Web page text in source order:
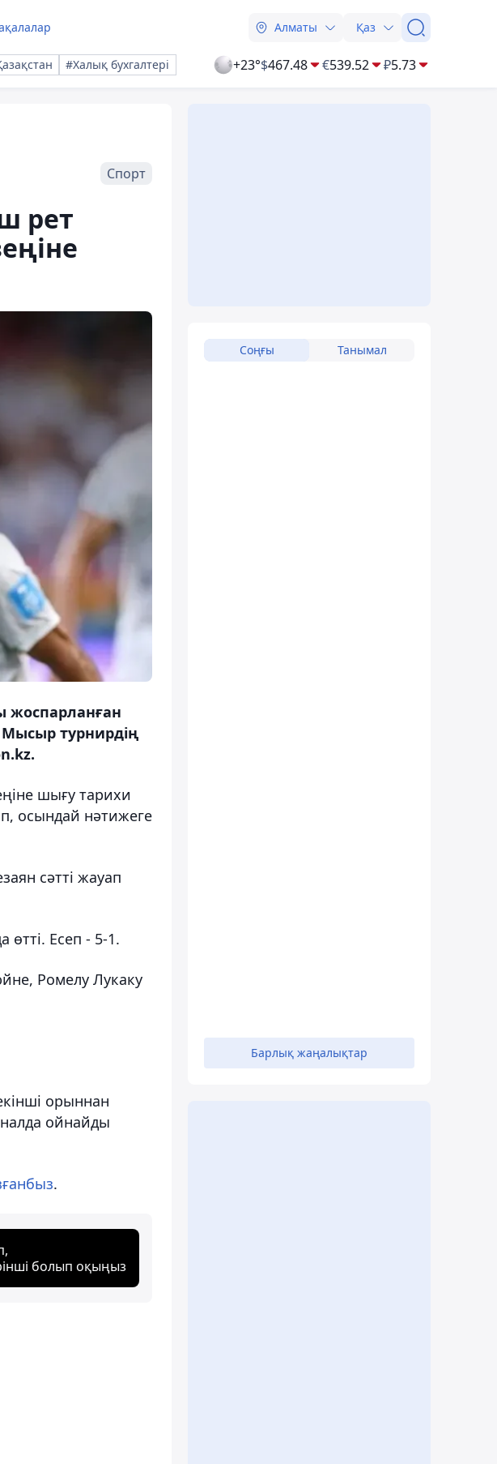
Алматы Қаз
#Халық бухгалтері +23°$467.48 €539.52 ₽5.73
Спорт
рет
жоспарланған
турнирдің
шығу тарихи
осындай нәтижеге
сәтті жауап
Есеп - 5-1.
Ромелу Лукаку
орыннан
ойнайды
.
болып оқыңыз
Соңғы Танымал
Барлық жаңалықтар